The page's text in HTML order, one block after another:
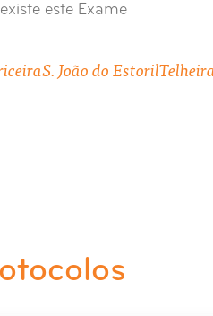
este Exame
S. João do Estoril